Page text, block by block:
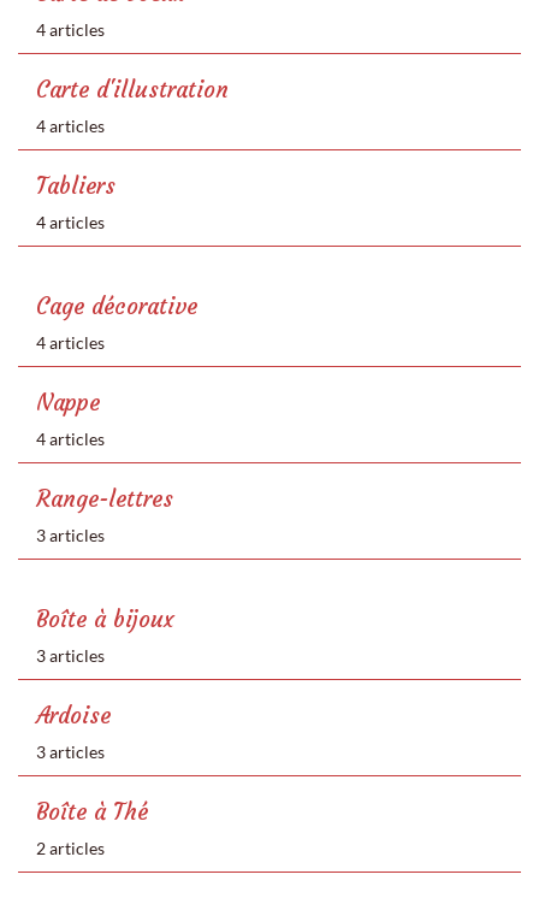
4 articles
Carte d'illustration
4 articles
Tabliers
4 articles
Cage décorative
4 articles
Nappe
4 articles
Range-lettres
3 articles
Boîte à bijoux
3 articles
Ardoise
3 articles
Boîte à Thé
2 articles